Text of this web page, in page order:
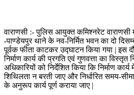
वाराणसी :- पुलिस आयुक्त कमिश्नरेट वाराणसी
-पाण्डेयपुर थाने के नव-निर्मित भवन का दो
पूर्वक फीता काटकर उद्घाटन किया गया | इस
निर्माण कार्य की प्रगति एवं गुणवत्ता का विस्तृत
अधिकारियों को निर्देशित किया कि निर्माण
शिथिलता न बरती जाए और निर्धारित समय-
के अनुरूप कार्य पूर्ण कराया जाए |